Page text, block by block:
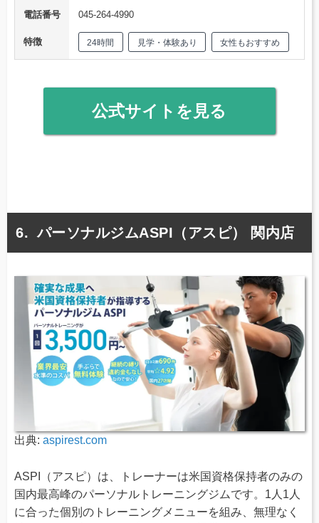
電話番号
045-264-4990
特徴 24時間 見学・体験あり 女性もおすすめ
公式サイトを見る
パーソナルジムASPI（アスピ） 関内店
出典: aspirest.com
ASPI（アスピ）は、トレーナーは米国資格保持者のみの
国内最高峰のパーソナルトレーニングジムです。1人1人
に合った個別のトレーニングメニューを組み、無理なく